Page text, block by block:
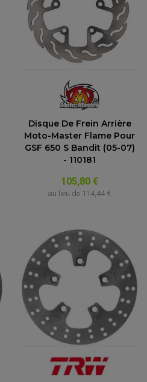
Disque De Frein Arrière
Moto-Master Flame Pour
GSF 650 S Bandit (05-07)
- 110181
105,80 €
au lieu de 114,44 €